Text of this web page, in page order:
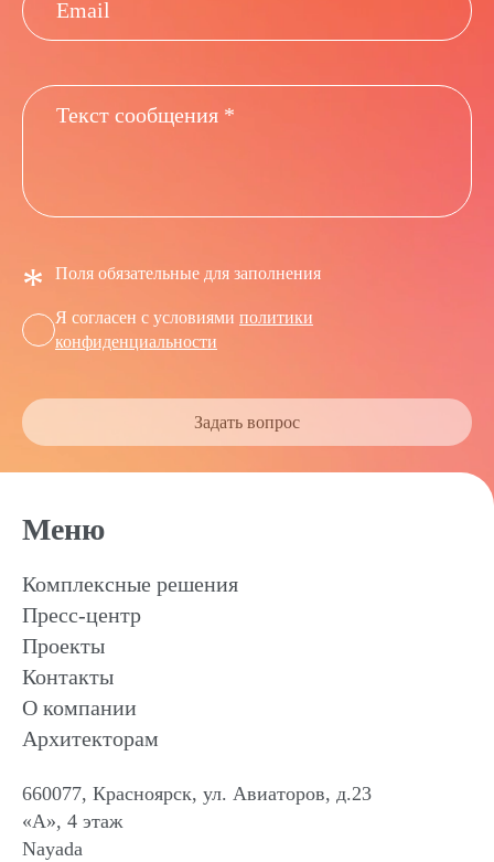
Задать вопрос
* Поля обязательные для заполнения
Я согласен с условиями политики
конфиденциальности
Меню
Комплексные решения
Пресс-центр
Проекты
Контакты
О компании
Архитекторам
660077, Красноярск, ул. Авиаторов, д.23
«А», 4 этаж
Nayada